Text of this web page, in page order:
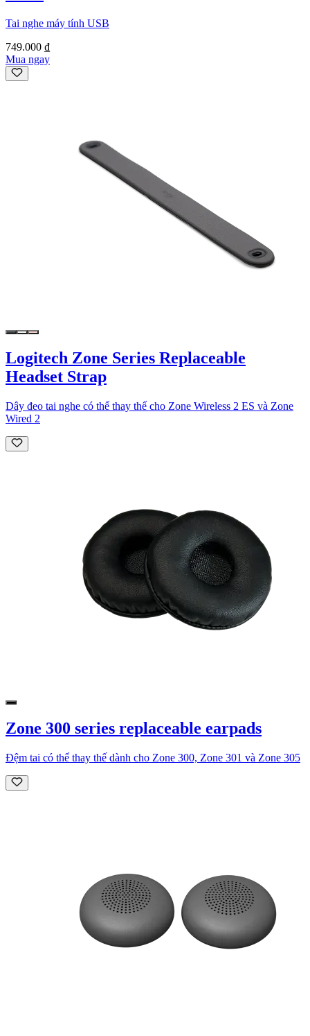
Tai nghe máy tính USB
749.000 ₫
Mua ngay
Logitech Zone Series Replaceable
Headset Strap
Dây đeo tai nghe có thể thay thế cho Zone Wireless 2 ES và Zone
Wired 2
Zone 300 series replaceable earpads
Đệm tai có thể thay thế dành cho Zone 300, Zone 301 và Zone 305